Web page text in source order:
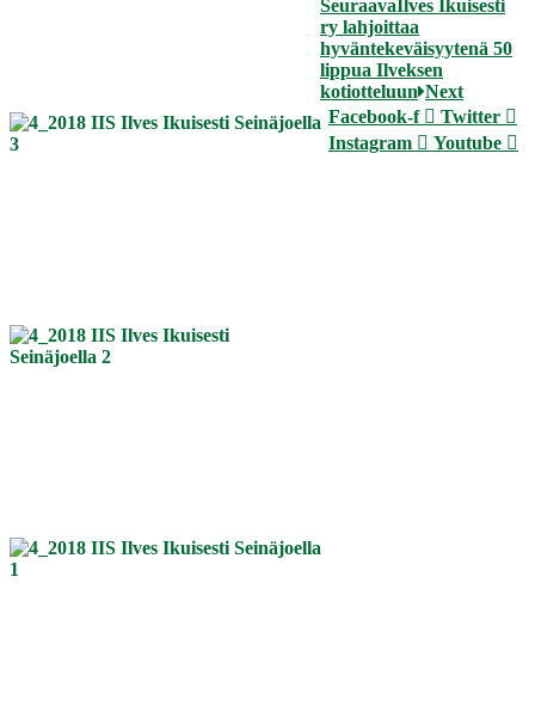
Seuraava Ilves Ikuisesti
ry lahjoittaa
hyväntekeväisyytenä 50
lippua Ilveksen
kotiotteluun Next
Facebook-f
Twitter
Instagram
Youtube